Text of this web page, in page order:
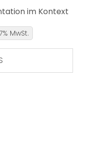
im Kontext
MwSt.